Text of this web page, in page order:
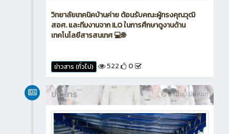
วิทยาลัยเทคนิคบ้านค่าย ต้อนรับคณะผู้ทรงคุณวุฒิ
สอศ. และทีมงานจาก ILO ในการศึกษาดูงานด้าน
เทคโนโลยีสารสนเทศ 💻🌐
ข่าวสาร (ทั่วไป) 522 0
5 เดือน ที่ผ่านมา
ข่าวสาร